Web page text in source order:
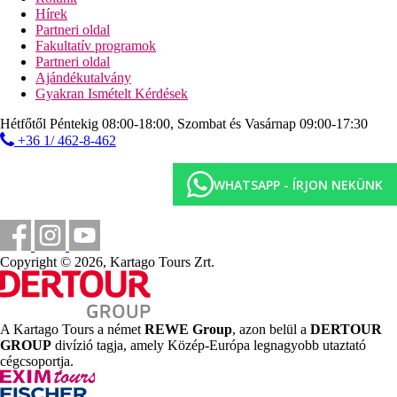
Sport és szórakozás térítés ellenében
szépségápolási kezelések
masszázsok
gőzfürdő
teniszpályák
vízi sportok a tengerparton (helyi szolgáltatóknál)
Ellátás
All Inclusive: minden étkezés büférendszerben, reggeli
ételek 12:00 és 17:00 óra között, délután kávé, tea és
sütemények 14:00 és 18:00 óra között, éjszakai snack-
ételek 23:30 és 00:30 óra között, egyes helyi alkoholos és
alkoholmentes italok egész nap. Az All Inclusive
szállodák szolgáltatásai bizonyos részletekben
szállodánként eltérhetnek.
Szálláshely besorolás
Az adott ország hivatalos besorolása: 5*.
Távolságok
10 km
Városközpont
Hírek
Partneri oldal
Fakultatív programok
Partneri oldal
Ajándékutalvány
Gyakran Ismételt Kérdések
Hétfőtől Péntekig 08:00-18:00, Szombat és Vasárnap 09:00-17:30
+36 1/ 462-8-462
WHATSAPP - ÍRJON NEKÜNK
Copyright © 2026, Kartago Tours Zrt.
A Kartago Tours a német REWE Group, azon belül a DERTOUR
GROUP divízió tagja, amely Közép-Európa legnagyobb utaztató
cégcsoportja.